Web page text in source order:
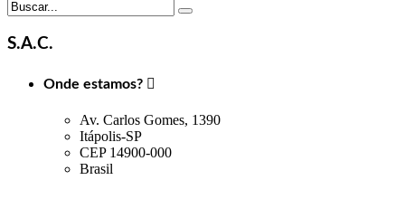
S.A.C.
Onde estamos?
Av. Carlos Gomes, 1390
Itápolis-SP
CEP 14900-000
Brasil